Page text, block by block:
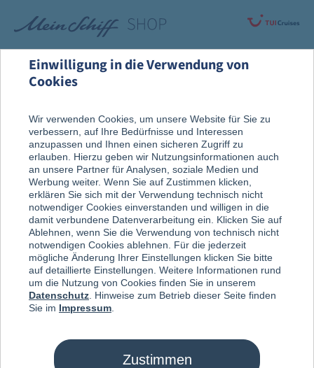
Rund um die Kreuzfahrt
An Bord entdeckt
Weine & Spirituosen
Einwilligung in die Verwendung von
Cookies
Wir verwenden Cookies, um unsere Website für Sie zu
verbessern, auf Ihre Bedürfnisse und Interessen
anzupassen und Ihnen einen sicheren Zugriff zu
erlauben. Hierzu geben wir Nutzungsinformationen auch
an unsere Partner für Analysen, soziale Medien und
Werbung weiter. Wenn Sie auf Zustimmen klicken,
erklären Sie sich mit der Verwendung technisch nicht
notwendiger Cookies einverstanden und willigen in die
damit verbundene Datenverarbeitung ein. Klicken Sie auf
Ablehnen, wenn Sie die Verwendung von technisch nicht
notwendigen Cookies ablehnen. Für die jederzeit
mögliche Änderung Ihrer Einstellungen klicken Sie bitte
auf detaillierte Einstellungen. Weitere Informationen rund
um die Nutzung von Cookies finden Sie in unserem
Datenschutz . Hinweise zum Betrieb dieser Seite finden
Sie im Impressum
Zustimmen